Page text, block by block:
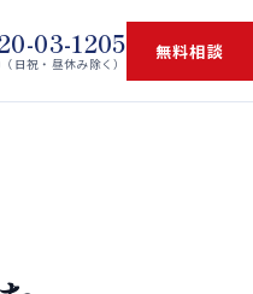
03-1205
日祝・昼休み除く）
無料相談